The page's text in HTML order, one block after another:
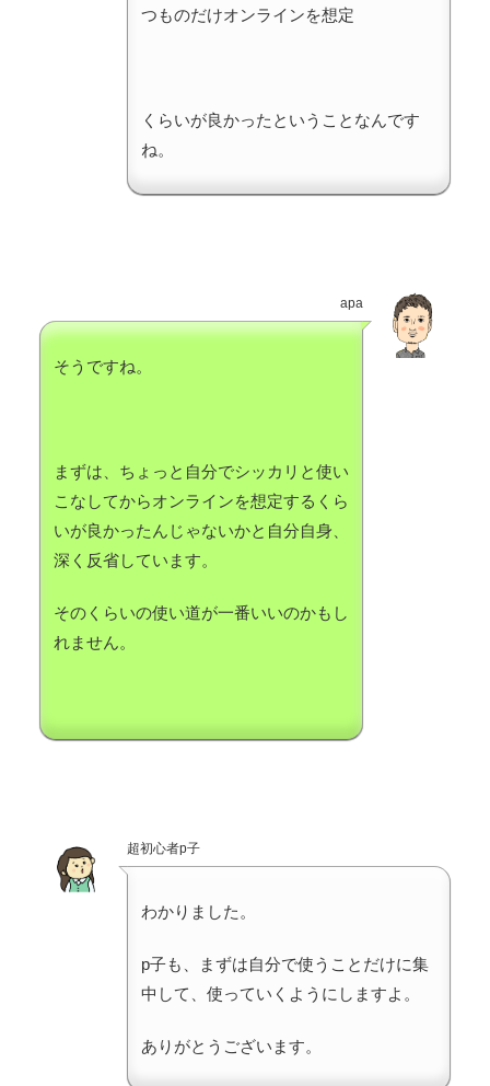
つものだけオンラインを想定
くらいが良かったということなんです
ね。
apa
そうですね。
まずは、ちょっと自分でシッカリと使い
こなしてからオンラインを想定するくら
いが良かったんじゃないかと自分自身、
深く反省しています。
そのくらいの使い道が一番いいのかもし
れません。
超初心者p子
わかりました。
p子も、まずは自分で使うことだけに集
中して、使っていくようにしますよ。
ありがとうございます。